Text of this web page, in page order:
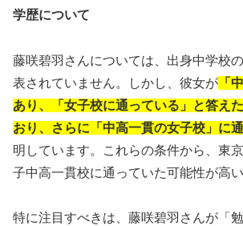
学歴について
藤咲碧羽さんについては、出身中学校
表されていません。しかし、彼女が 「
あり、「女子校に通っている」と答え
おり、さらに「中高一貫の女子校」に
明しています。これらの条件から、東
子中高一貫校に通っていた可能性が高
特に注目すべきは、藤咲碧羽さんが「